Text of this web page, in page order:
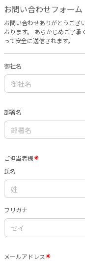
お問い合わせフォーム
お問い合わせありがとうござ
おります。 あらかじめご了
って安全に送信されます。
御社名
部署名
ご担当者様
氏名
フリガナ
メールアドレス